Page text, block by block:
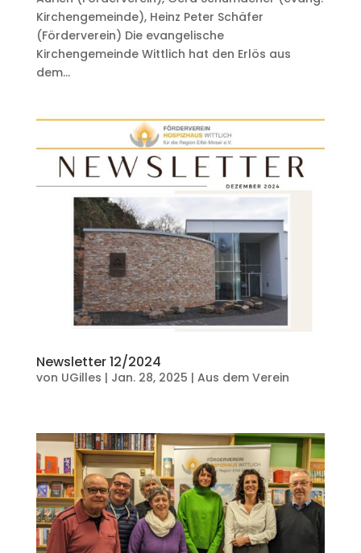
Kirchengemeinde), Heinz Peter Schäfer
(Förderverein) Die evangelische
Kirchengemeinde Wittlich hat den Erlös aus
dem...
Newsletter 12/2024
von UGilles | Jan. 28, 2025 | Aus dem Verein